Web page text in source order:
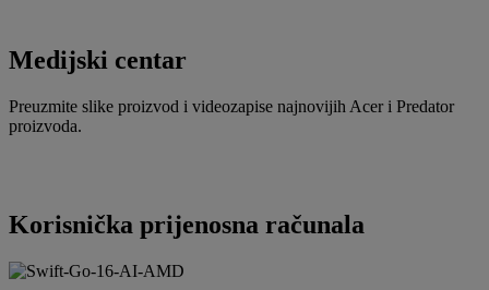
Medijski centar
Preuzmite slike proizvod i videozapise najnovijih Acer i Predator
proizvoda.
Korisnička prijenosna računala